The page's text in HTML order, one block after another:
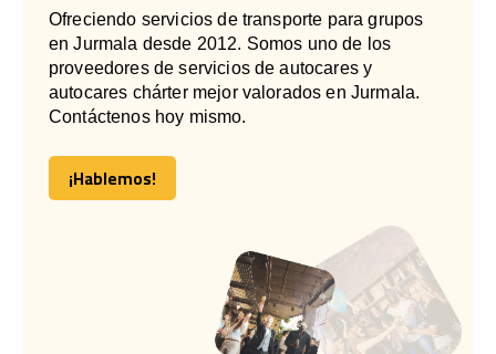
Ofreciendo servicios de transporte para grupos
en Jurmala desde 2012. Somos uno de los
proveedores de servicios de autocares y
autocares chárter mejor valorados en Jurmala.
Contáctenos hoy mismo.
¡Hablemos!
¡Hablemos!